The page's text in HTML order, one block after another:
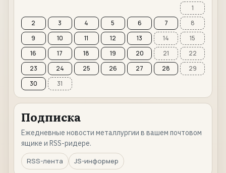
1
2
3 4 5 6 7
8
9
10 11 12 13 14
15
16
17 18 19 20 21
22
23
24 25 26 27 28
29
30
31
Подписка
Ежедневные новости металлургии в вашем почтовом
ящике и RSS-ридере.
RSS-лента
JS-информер